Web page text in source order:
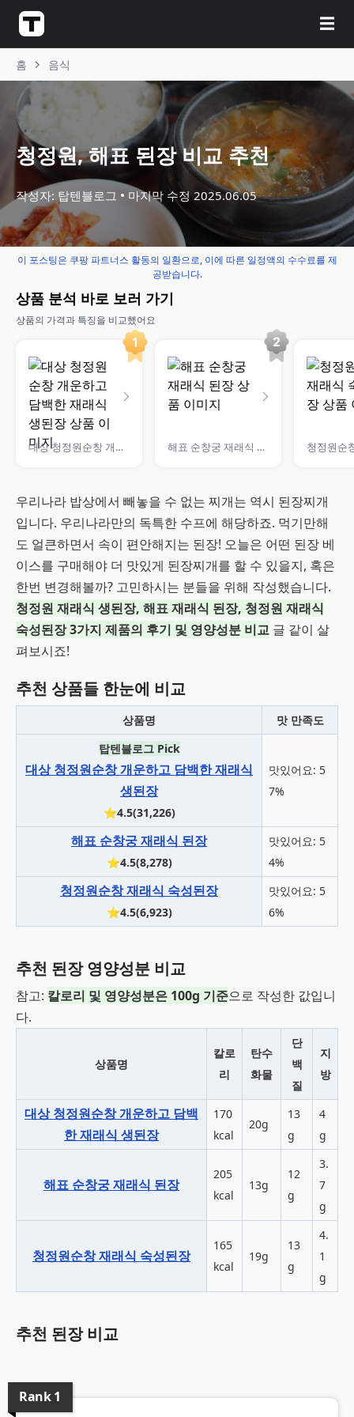
☰
홈 음식
청정원, 해표 된장 비교 추천
작성자: 탑텐블로그 마지막 수정 2025.06.05
이 포스팅은 쿠팡 파트너스 활동의 일환으로, 이에 따른 일정액의 수수료를 제
공받습니다.
상품 분석 바로 보러 가기
상품의 가격과 특징을 비교했어요
대상 청정원순창 개운하고 담백한 재래식 생된장 해표 순창궁 재래식 된장
우리나라 밥상에서 빼놓을 수 없는 찌개는 역시 된장찌개
입니다. 우리나라만의 독특한 수프에 해당하죠. 먹기만해
도 얼큰하면서 속이 편안해지는 된장! 오늘은 어떤 된장 베
이스를 구매해야 더 맛있게 된장찌개를 할 수 있을지, 혹은
한번 변경해볼까? 고민하시는 분들을 위해 작성했습니다.
청정원 재래식 생된장, 해표 재래식 된장, 청정원 재래식
숙성된장 3가지 제품의 후기 및 영양성분 비교 글 같이 살
펴보시죠!
추천 상품들 한눈에 비교
상품명
맛 만족도
탑텐블로그 Pick
대상 청정원순창 개운하고 담백한 재래식
생된장
⭐4.5(31,226)
맛있어요: 5
7%
해표 순창궁 재래식 된장
⭐4.5(8,278)
맛있어요: 5
4%
청정원순창 재래식 숙성된장
⭐4.5(6,923)
맛있어요: 5
6%
추천 된장 영양성분 비교
참고: 칼로리 및 영양성분은 100g 기준으로 작성한 값입니
다.
상품명
칼로
리
탄수
화물
단
백
질
지
방
대상 청정원순창 개운하고 담백
한 재래식 생된장
170
kcal
20g
13
g
4
g
해표 순창궁 재래식 된장
205
kcal
13g
12
g
3.
7
g
청정원순창 재래식 숙성된장
165
kcal
19g
13
g
4.
1
g
추천 된장 비교
Rank1